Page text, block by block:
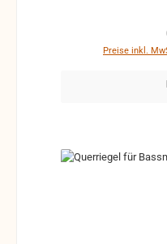
Preise inkl.